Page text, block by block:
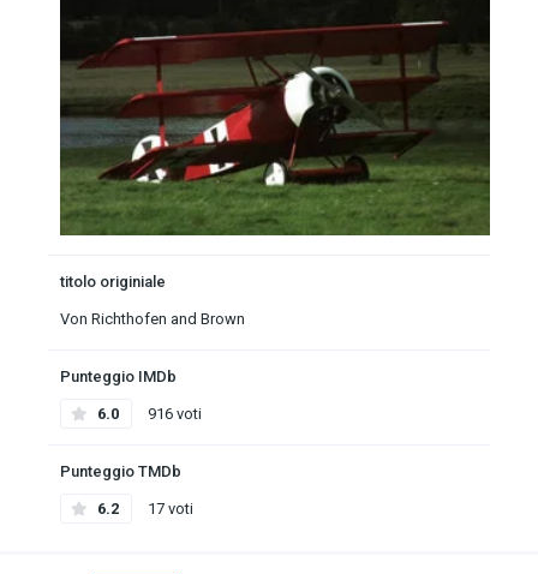
titolo originiale
Von Richthofen and Brown
Punteggio IMDb
6.0 916 voti
Punteggio TMDb
6.2 17 voti